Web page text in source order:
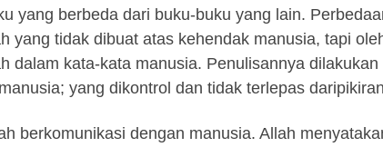
yang berbeda dari buku-buku yang lain.
yang tidak dibuat atas kehendak manusia, tapi
dalam kata-kata manusia. Penulisannya
yang dikontrol dan tidak terlepas
berkomunikasi dengan manusia. Allah